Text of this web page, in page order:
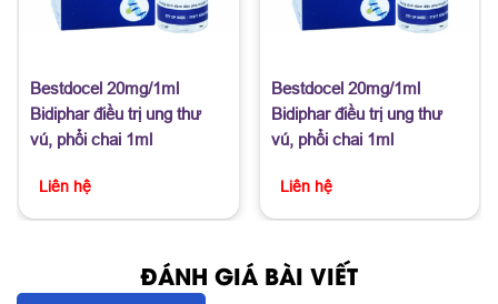
Bestdocel 20mg/1ml
Bidiphar điều trị ung thư
vú, phổi chai 1ml
Liên hệ
Bestdocel 20mg/1ml
Bidiphar điều trị ung thư
vú, phổi chai 1ml
Liên hệ
ĐÁNH GIÁ BÀI VIẾT